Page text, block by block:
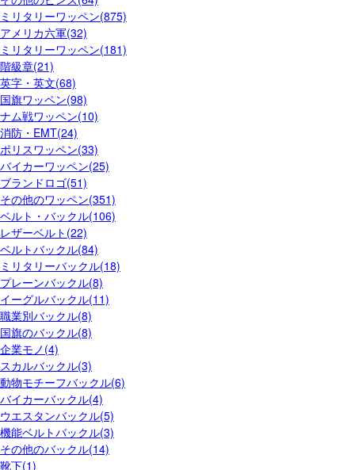
ミリタリーワッペン(875)
アメリカ六軍(32)
ミリタリーワッペン(181)
階級章(21)
英字・英文(68)
国旗ワッペン(98)
ナム戦ワッペン(10)
消防・EMT(24)
ポリスワッペン(33)
バイカーワッペン(25)
ブランドロゴ(51)
その他のワッペン(351)
ベルト・バックル(106)
レザーベルト(22)
ベルトバックル(84)
ミリタリーバックル(18)
プレーンバックル(8)
イーグルバックル(11)
職業別バックル(8)
国旗のバックル(8)
企業モノ(4)
スカルバックル(3)
動物モチーフバックル(6)
バイカーバックル(4)
ウエスタンバックル(5)
機能ベルトバックル(3)
その他のバックル(14)
靴下(1)